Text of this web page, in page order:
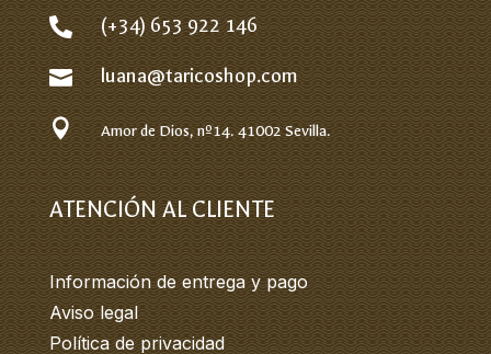
 (+34) 653 922 146
 luana@taricoshop.com
 Amor de Dios, nº14.41002 Sevilla.
ATENCIÓN AL CLIENTE
Información de entrega y pago
Aviso legal
Política de privacidad